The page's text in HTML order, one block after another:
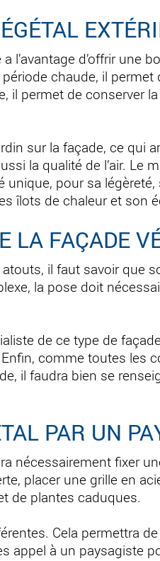
l’avantage d’offrir une
chaude, il permet
il permet de conserver
sur la façade, ce qui
la qualité de l’air. Le
pour sa légèreté,
îlots de chaleur et son
LA FAÇADE
il faut savoir que
la pose doit
de ce type de
comme toutes les
il faudra bien se
PAR UN
nécessairement fixer
placer une grille en
de plantes caduques.
Cela permettra
appel à un paysagiste